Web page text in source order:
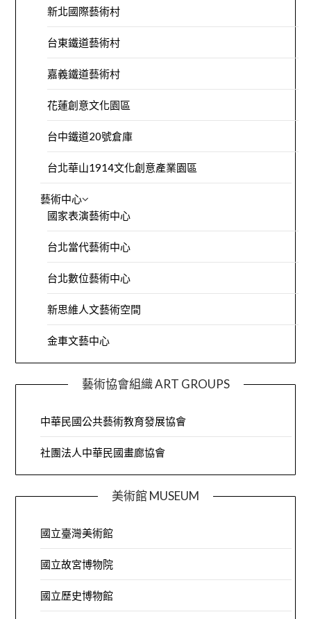
新北國際藝術村
台東鐵道藝術村
嘉義鐵道藝術村
花蓮創意文化園區
台中鐵道20號倉庫
台北華山1914文化創意產業園區
藝術中心
國家表演藝術中心
台北當代藝術中心
台北數位藝術中心
新思維人文藝術空間
金車文藝中心
藝術協會組織 ART GROUPS
中華民國公共藝術教育發展協會
社團法人中華民國畫廊協會
美術館 MUSEUM
國立臺灣美術館
國立故宮博物院
國立歷史博物館